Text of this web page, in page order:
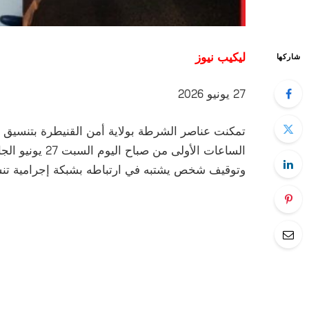
شاركها
ليكيب نيوز
27 يونيو 2026
تمكنت عناصر الشرطة بولاية أمن القنيطرة
وتوقيف شخص يشتبه في ارتباطه بشبكة إجرامية